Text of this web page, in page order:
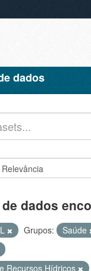
dados
dados
Grupos:
Saúde
Recursos Hídricos